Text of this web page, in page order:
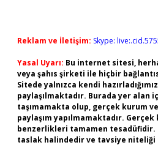
Reklam ve İletişim: Skype:
Yasal Uyarı: Bu internet sitesi,
veya şahıs şirketi ile hiçbir
Sitede yalnızca kendi
paylaşılmaktadır. Burada yer alan
taşımamakta olup, gerçek kurum
paylaşım yapılmamaktadır.
benzerlikleri tamamen
taslak halindedir ve tavsiye niteliği